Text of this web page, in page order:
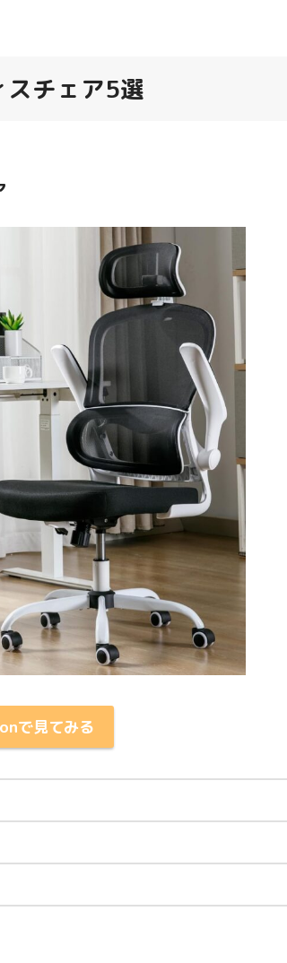
チェア5選
で見てみる